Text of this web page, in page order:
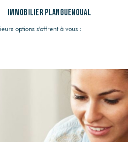
Immobilier PLANGUENOUAL
options s'offrent à vous :